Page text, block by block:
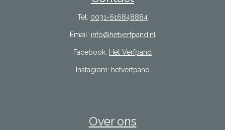
Tel: 0031-616848884
Email: info@hetverfpand.nl
Facebook: Het Verfpand
Instagram: hetverfpand
Over ons